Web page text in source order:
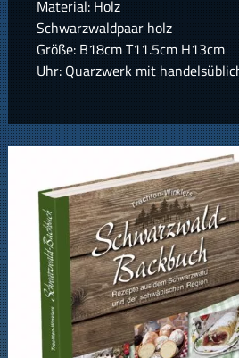
Material: Holz
Schwarzwaldpaar holz
Größe: B18cm T11.5cm H13cm
Uhr: Quarzwerk mit